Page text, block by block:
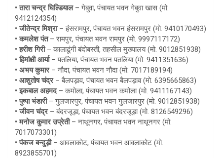
• तारा चन्द्र घिल्डियाल– गेबुवा, पंचायत भवन गेबुवा खास (मो.
9412124354)
• जीतेन्द्र मिश्रा– हंसरामपुर, पंचायत भवन हंसरामपुर (मो. 9410170493)
• कमलेश पंत– रामपुर, पंचायत भवन रामपुर (मो. 9997117172)
• हरीश गिरी– कालाढूंगी बंदोबस्ती, तहसील मुख्यालय (मो. 9012851938)
• हिमांक्षी आर्या– पतलिया, पंचायत भवन पतलिया (मो. 9411351636)
• अभय कुमार– नौदा, पंचायत भवन नौदा (मो. 7017189194)
• आशुतोष चंद्र– बैलपड़ाव, पंचायत भवन बैलपड़ाव (मो. 6395665863)
• इकबाल अहमद– कमोला, पंचायत भवन कमोला (मो. 9411167143)
• पुष्पा भंडारी– गुलजारपुर, पंचायत भवन गुलजारपुर (मो. 9012851938)
• जीवन चंद्र– बंदरजूड़ा, पंचायत भवन बंदरजूड़ा (मो. 8126549296)
• मनोज कुमार उप्रेती– नाथूनगर, पंचायत भवन नाथूनगर (मो.
7017073301)
• पंकज बन्दुड़ी– आवलाकोट, पंचायत भवन आवलाकोट (मो.
8923855701)